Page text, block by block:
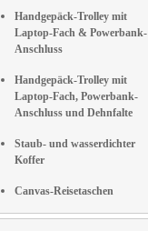
Handgepäck-Trolley mit
Laptop-Fach & Powerbank-
Anschluss
Handgepäck-Trolley mit
Laptop-Fach, Powerbank-
Anschluss und Dehnfalte
Staub- und wasserdichter
Koffer
Canvas-Reisetaschen